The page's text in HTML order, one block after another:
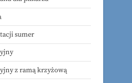
sumer
z ramą krzyżową